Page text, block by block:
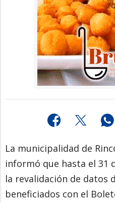
La municipalidad de
informó que hasta el 31
la revalidación de datos
beneficiados con el